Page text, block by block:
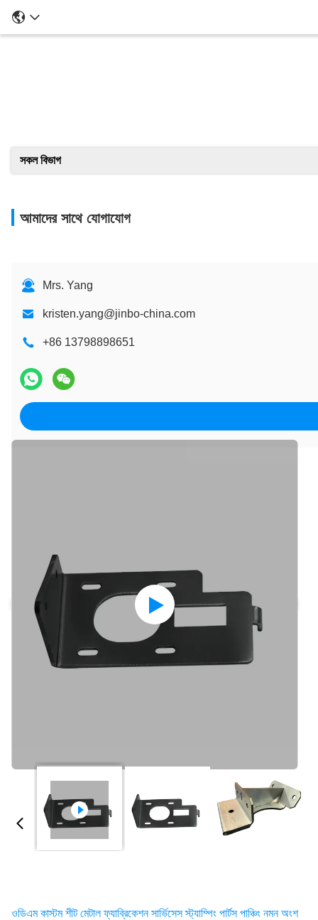
সকল বিভাগ
আমাদের সাথে যোগাযোগ
Mrs. Yang
kristen.yang@jinbo-china.com
+86 13798898651
ওডিএম কাস্টম শীট মেটাল ফ্যাব্রিকেশন সার্ভিসেস স্ট্যাম্পিং পার্টস পাঞ্চিং নমন অংশ